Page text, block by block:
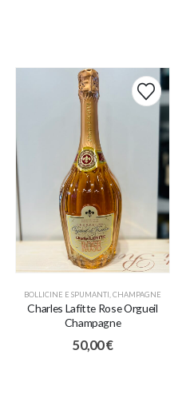
BOLLICINE E SPUMANTI,CHAMPAGNE
Charles Lafitte Rose Orgueil
Champagne
50,00€